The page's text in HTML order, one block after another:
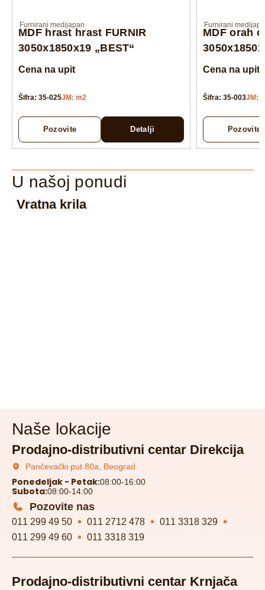
Furnirani medijapan
MDF hrast hrast FURNIR
3050x1850x19 „BEST“
Cena na upit
Šifra: 35-025JM: m2
Pozovite Detalji
Furnirani
MDF orah
Cena na upit
Šifra: 35-003JM:
Pozovite
U našoj ponudi
Vratna krila
Naše lokacije
Prodajno-distributivni centar Direkcija
Pančevački put 80a, Beograd
Ponedeljak - Petak:08:00-16:00
Subota:08:00-14:00
Pozovite nas
011 299 49 50 011 2712 478
011 3318 329
011 299 49 60
011 3318 319
Prodajno-distributivni centar Krnjača